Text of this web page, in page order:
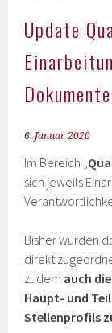
Update
6. Januar 2020
Im Bereich „
sich jeweils
Bisher wurden
direkt
zudem auch
Haupt- und
Stellenprofils